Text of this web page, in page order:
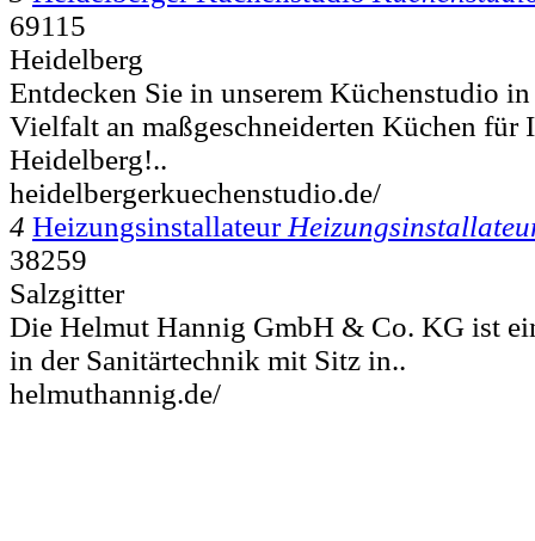
69115
Heidelberg
Entdecken Sie in unserem Küchenstudio
Vielfalt an maßgeschneiderten Küchen für
Heidelberg!..
heidelbergerkuechenstudio.de/
4 Heizungsinstallateur
38259
Salzgitter
Die Helmut Hannig GmbH & Co. KG ist
in der Sanitärtechnik mit Sitz in..
helmuthannig.de/